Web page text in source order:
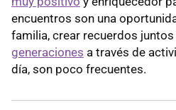
encuentros son una
familia, crear recuerdos juntos
generaciones a través de
día, son poco frecuentes.